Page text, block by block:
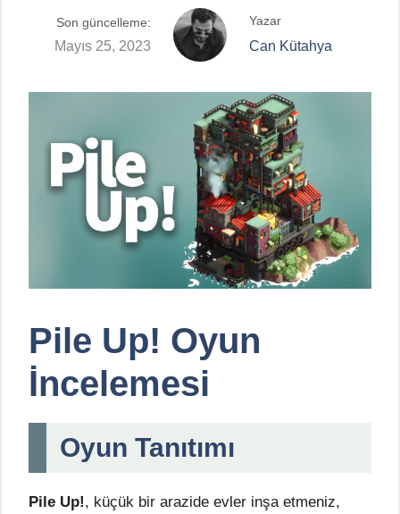
Son güncelleme:
Mayıs 25, 2023
Yazar
Can Kütahya
Pile Up! Oyun
İncelemesi
Oyun Tanıtımı
Pile Up!, küçük bir arazide evler inşa etmeniz,